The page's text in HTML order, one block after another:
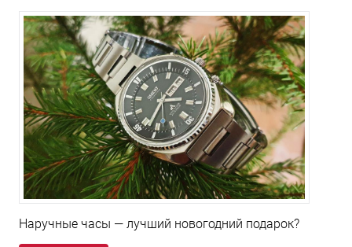
Наручные часы — лучший новогодний подарок?